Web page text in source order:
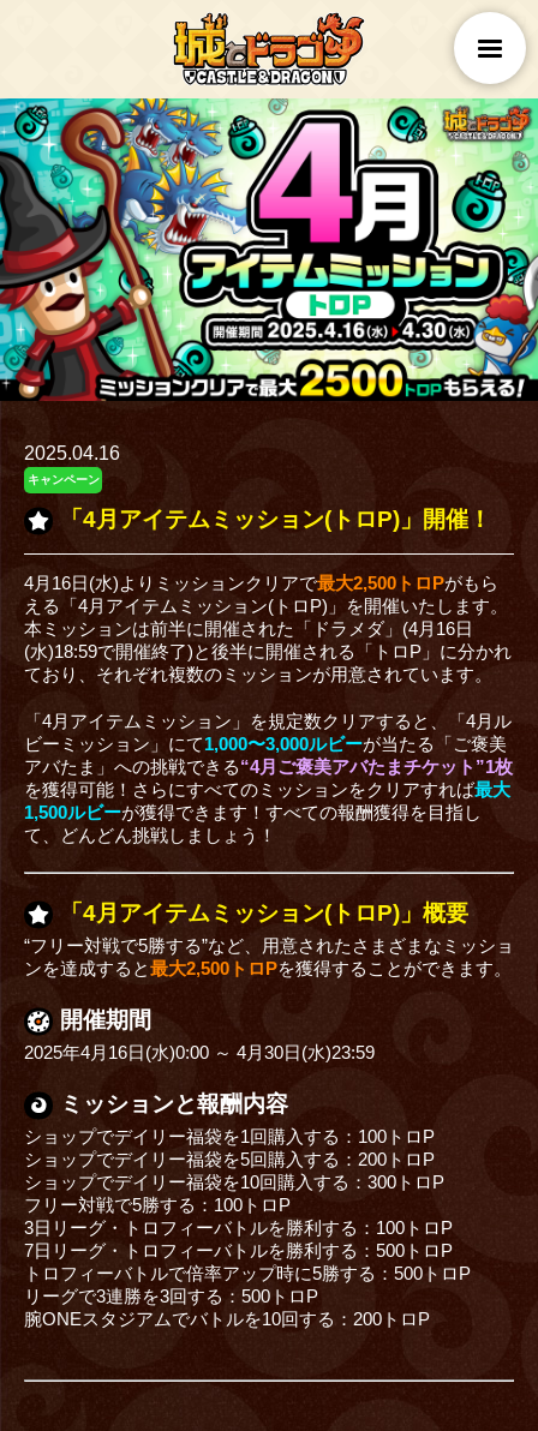
2025.04.16
キャンペーン
「4月アイテムミッション(トロP)」開催！
4月16日(水)よりミッションクリアで最大2,500 トロPがもら
える「4月アイテムミッション(トロP)」を開催いたします。
本ミッションは前半に開催された「ドラメダ」(4月16日
(水)18:59で開催終了)と後半に開催される「トロP」に分かれ
ており、それぞれ複数のミッションが用意されています。
「4月アイテムミッション」を規定数クリアすると、「4月ル
ビーミッション」にて1,000〜3,000ルビーが当たる「ご褒美
アバたま」への挑戦できる“4月ご褒美アバたまチケット”1枚
を獲得可能！さらにすべてのミッションをクリアすれば最大
1,500ルビーが獲得できます！すべての報酬獲得を目指し
て、どんどん挑戦しましょう！
「4月アイテムミッション(トロP)」概要
“フリー対戦で5勝する”など、用意されたさまざまなミッショ
ンを達成すると最大2,500トロPを獲得することができます。
開催期間
2025年4月16日(水)0:00 ～ 4月30日(水)23:59
ミッションと報酬内容
ショップでデイリー福袋を1回購入する：100トロP
ショップでデイリー福袋を5回購入する：200トロP
ショップでデイリー福袋を10回購入する：300トロP
フリー対戦で5勝する：100トロP
3日リーグ・トロフィーバトルを勝利する：100トロP
7日リーグ・トロフィーバトルを勝利する：500トロP
トロフィーバトルで倍率アップ時に5勝する：500トロP
リーグで3連勝を3回する：500トロP
腕ONEスタジアムでバトルを10回する：200トロP